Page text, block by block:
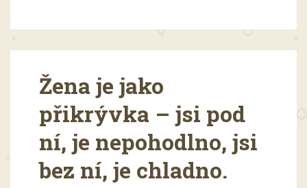
Žena je jako
přikrývka – jsi pod
ní, je nepohodlno, jsi
bez ní, je chladno.